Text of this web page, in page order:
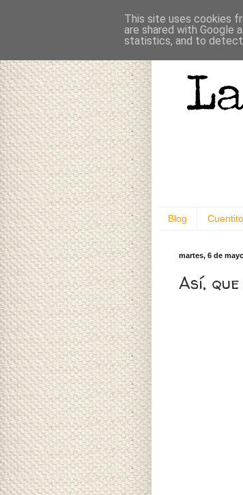
Blog
martes, 6 de
Así,
This site uses cookies
are shared with Google
statistics, and to detect